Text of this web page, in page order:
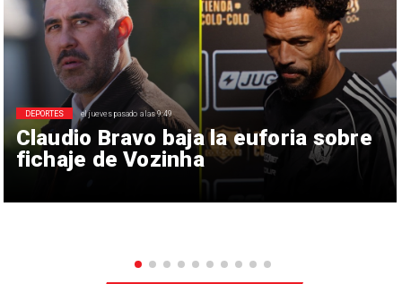
Claudio Bravo baja la euforia sobre
fichaje de Vozinha
DEPORTES el jueves pasado a las 9:49